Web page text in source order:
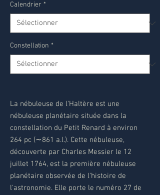
Calendrier *
Constellation *
La nébuleuse de l'Haltère est une
nébuleuse planétaire située dans la
constellation du Petit Renard à environ
264 pc (∼861 a.l.). Cette nébuleuse,
découverte par Charles Messier le 12
juillet 1764, est la première nébuleuse
planétaire observée de l'histoire de
l'astronomie. Elle porte le numéro 27 de